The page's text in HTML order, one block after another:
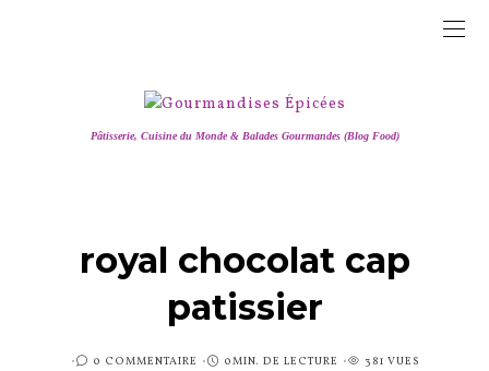
Pâtisserie, Cuisine du Monde & Balades Gourmandes (Blog Food)
royal chocolat cap
patissier
PUBLIÉ0 COMMENTAIRE 0MIN. DE LECTURE 381 VUES